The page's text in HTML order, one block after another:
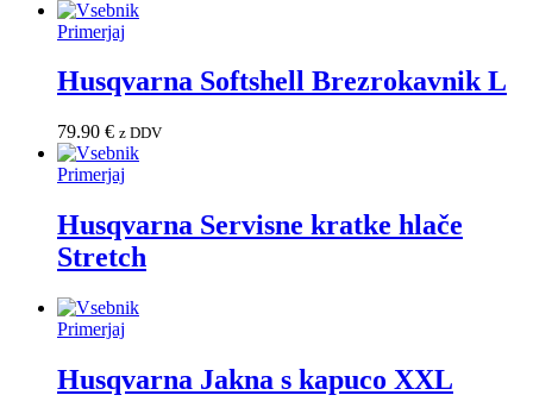
Primerjaj
Husqvarna Softshell Brezrokavnik L
79.90 € z DDV
Primerjaj
Husqvarna Servisne kratke hlače
Stretch
Primerjaj
Husqvarna Jakna s kapuco XXL